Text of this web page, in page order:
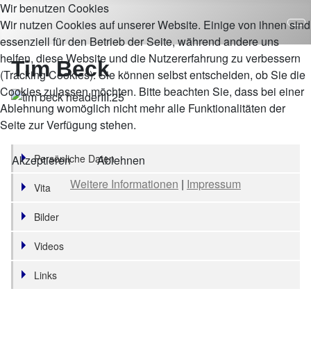
Tim Beck
Persönliche Daten
Vita
Bilder
Videos
Links
Wir benutzen Cookies
Wir nutzen Cookies auf unserer Website. Einige von ihnen sind
essenziell für den Betrieb der Seite, während andere uns
helfen, diese Website und die Nutzererfahrung zu verbessern
(Tracking Cookies). Sie können selbst entscheiden, ob Sie die
Cookies zulassen möchten. Bitte beachten Sie, dass bei einer
Ablehnung womöglich nicht mehr alle Funktionalitäten der
Seite zur Verfügung stehen.
Akzeptieren
Ablehnen
Weitere Informationen | Impressum